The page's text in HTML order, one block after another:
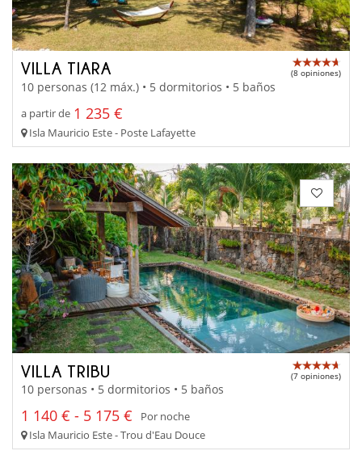
VILLA TIARA (8 opiniones)
10 personas (12 máx.) • 5 dormitorios • 5 baños
a partir de 1 235 €
Isla Mauricio Este - Poste Lafayette
VILLA TRIBU (7 opiniones)
10 personas • 5 dormitorios • 5 baños
1 140 € - 5 175 €
Por noche
Isla Mauricio Este - Trou d'Eau Douce